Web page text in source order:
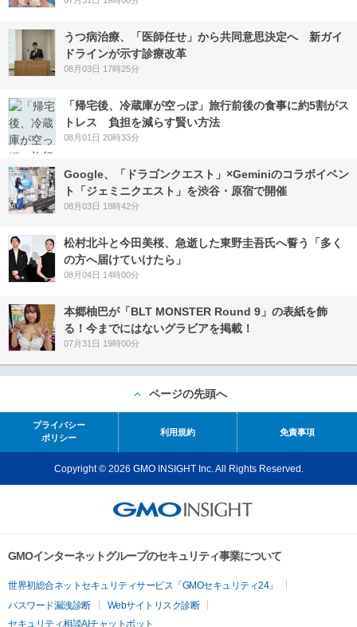
うつ病治療、「医師任せ」から共同意思決定へ 新ガイ
ドラインが示す診療改革
08月03日 17時25分
「帰宅後、冷蔵庫が空っぽ」旅行前後の食事に約5割がス
トレス 負担を減らす賢い方法
08月01日 20時33分
Google、「ドラゴンクエスト」×Geminiのコラボイベン
ト「ジェミニクエスト」を渋谷・原宿で開催
08月03日 18時42分
松村北斗と今田美桜、急逝した東野圭吾氏へ誓う「多く
の方へ届けていけたら」
08月04日 14時00分
本郷柚巴が「BLT MONSTER Round 9」の表紙を飾
る！今までにはないグラビアを掲載！
07月31日 19時00分
ページの先頭へ
プライバシー
ポリシー
利用規約 免責事項
Copyright © 2026 GMO INSIGHT Inc. All Rights Reserved.
GMOインターネットグループのセキュリティ事業について
世界初総合ネットセキュリティサービス「GMOセキュリティ24」
パスワード漏洩診断
Webサイトリスク診断
セキュリティ相談AIチャットボット